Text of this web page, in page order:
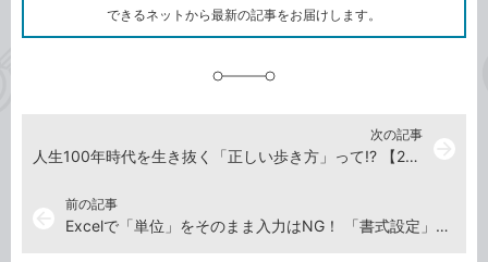
ク
できるネットから最新の記事をお届けします。
前の記事
Excelで「単位」をそのまま入力はNG！ 「書式設定」で表示するワザ【2017年8月25日】
次の記事
人生100年時代を生き抜く「正しい歩き方」って!? 【2017年9月1日】